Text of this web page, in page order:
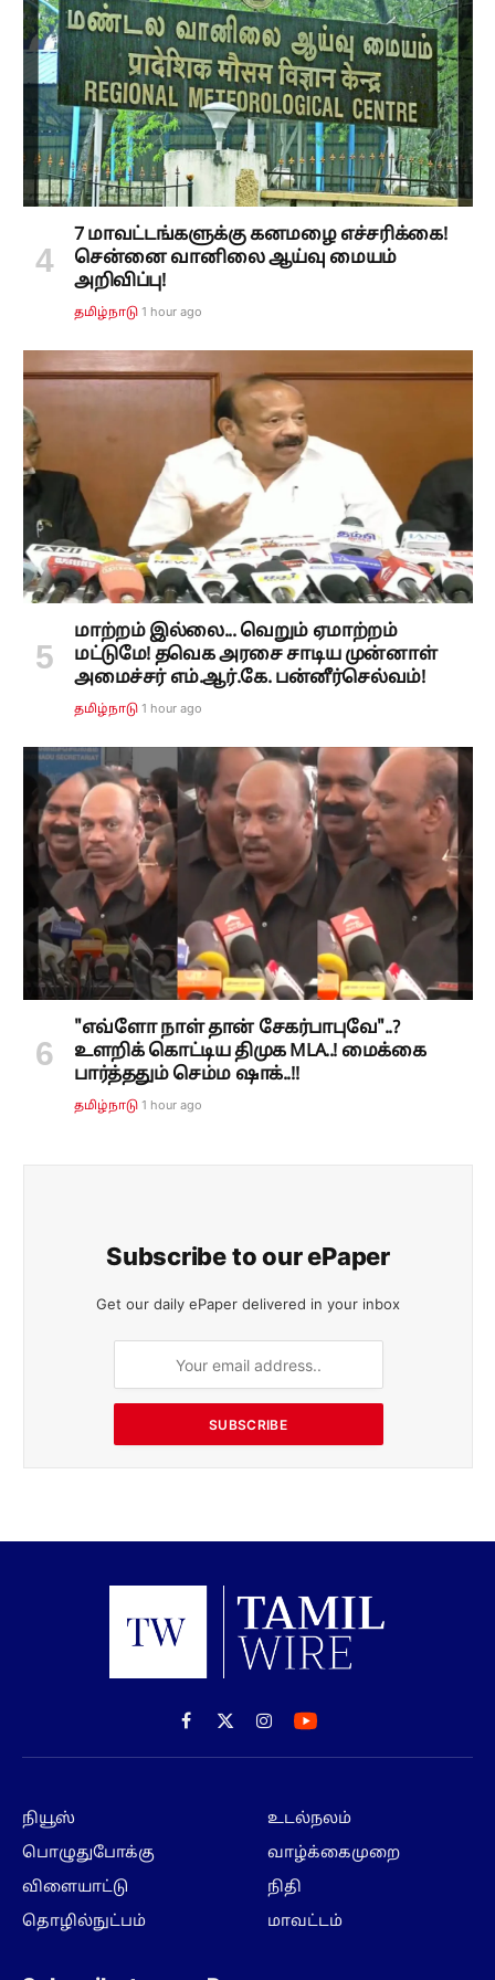
7 மாவட்டங்களுக்கு கனமழை எச்சரிக்கை!
சென்னை வானிலை ஆய்வு மையம்
அறிவிப்பு!
தமிழ்நாடு 1 hour ago
மாற்றம் இல்லை... வெறும் ஏமாற்றம்
மட்டுமே! தவெக அரசை சாடிய முன்னாள்
அமைச்சர் எம்.ஆர்.கே. பன்னீர்செல்வம்!
தமிழ்நாடு 1 hour ago
"எவ்ளோ நாள் தான் சேகர்பாபுவே"..?
உளறிக் கொட்டிய திமுக MLA..! மைக்கை
பார்த்ததும் செம்ம ஷாக்..!!
தமிழ்நாடு 1 hour ago
Subscribe to our ePaper
Get our daily ePaper delivered in your inbox
SUBSCRIBE
Facebook
X
(Twitter)
Instagram
நியூஸ்
பொழுதுபோக்கு
விளையாட்டு
தொழில்நுட்பம்
உடல்நலம்
வாழ்க்கைமுறை
நிதி
மாவட்டம்